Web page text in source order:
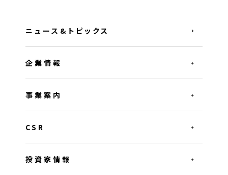
ニュース&トピックス
企業情報
事業案内
CSR
投資家情報